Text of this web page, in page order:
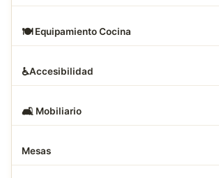
🍽️ Equipamiento Cocina
♿Accesibilidad
🛋 ️ Mobiliario
Mesas